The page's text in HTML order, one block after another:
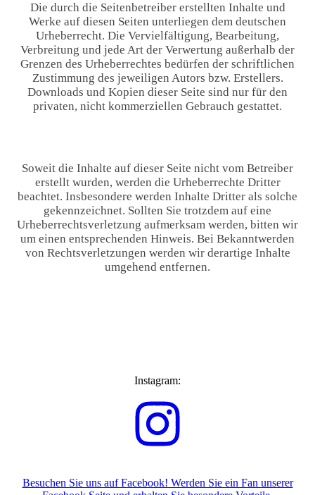
Die durch die Seitenbetreiber erstellten Inhalte und
Werke auf diesen Seiten unterliegen dem deutschen
Urheberrecht. Die Vervielfältigung, Bearbeitung,
Verbreitung und jede Art der Verwertung außerhalb der
Grenzen des Urheberrechtes bedürfen der schriftlichen
Zustimmung des jeweiligen Autors bzw. Erstellers.
Downloads und Kopien dieser Seite sind nur für den
privaten, nicht kommerziellen Gebrauch gestattet.
Soweit die Inhalte auf dieser Seite nicht vom Betreiber
erstellt wurden, werden die Urheberrechte Dritter
beachtet. Insbesondere werden Inhalte Dritter als solche
gekennzeichnet. Sollten Sie trotzdem auf eine
Urheberrechtsverletzung aufmerksam werden, bitten wir
um einen entsprechenden Hinweis. Bei Bekanntwerden
von Rechtsverletzungen werden wir derartige Inhalte
umgehend entfernen.
Instagram:
Besuchen Sie uns auf Facebook! Werden Sie ein Fan unserer